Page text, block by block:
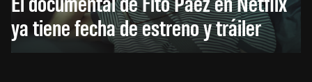
ya tiene fecha de estreno y tráiler